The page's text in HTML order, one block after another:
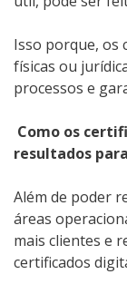
Isso porque, os
físicas ou
processos e
Como os
resultados
Além de poder
áreas
mais clientes e
certificados